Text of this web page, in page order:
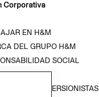
Corporativa
EN H&M
DEL GRUPO H&M
SOCIAL
CON INVERSIONISTAS